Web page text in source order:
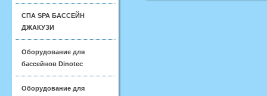
СПА SPA БАССЕЙН
ДЖАКУЗИ
Оборудование для
бассейнов Dinotec
Оборудование для